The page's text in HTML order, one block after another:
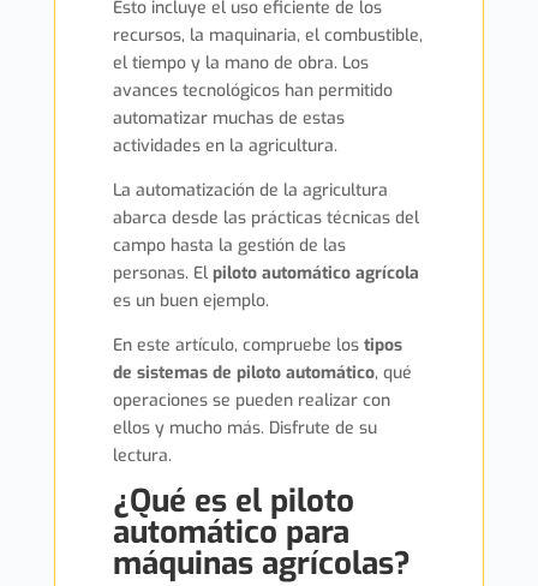
Esto incluye el uso eficiente de los
recursos, la maquinaria, el combustible,
el tiempo y la mano de obra. Los
avances tecnológicos han permitido
automatizar muchas de estas
actividades en la agricultura.
La automatización de la agricultura
abarca desde las prácticas técnicas del
campo hasta la gestión de las
personas. El piloto automático agrícola
es un buen ejemplo.
En este artículo, compruebe los tipos
de sistemas de piloto automático, qué
operaciones se pueden realizar con
ellos y mucho más. Disfrute de su
lectura.
¿Qué es el piloto
automático para
máquinas agrícolas?